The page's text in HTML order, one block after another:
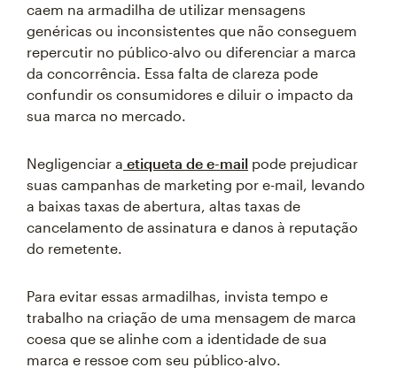
caem na armadilha de utilizar mensagens
genéricas ou inconsistentes que não conseguem
repercutir no público-alvo ou diferenciar a marca
da concorrência. Essa falta de clareza pode
confundir os consumidores e diluir o impacto da
sua marca no mercado.
Negligenciar a etiqueta de e-mail pode prejudicar
suas campanhas de marketing por e-mail, levando
a baixas taxas de abertura, altas taxas de
cancelamento de assinatura e danos à reputação
do remetente.
Para evitar essas armadilhas, invista tempo e
trabalho na criação de uma mensagem de marca
coesa que se alinhe com a identidade de sua
marca e ressoe com seu público-alvo.